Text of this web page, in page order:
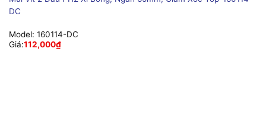
DC
Model: 160114-DC
Giá:112,000₫